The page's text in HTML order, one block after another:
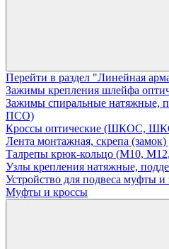
Перейти в раздел "Линейная
Зажимы крепления шлейфа
Зажимы спиральные натяжные,
ПСО)
Кроссы оптические (ШКОС,
Лента монтажная, скрепа
Талрепы крюк-кольцо (М10,
Узлы крепления натяжные,
Устройство для подвеса муфты
Муфты и кроссы